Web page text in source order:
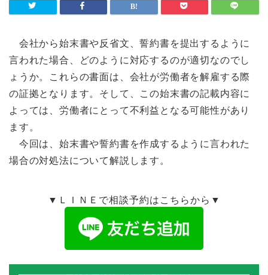
会社から始末書や反省文、誓約書を提出するように
言われた場合、どのように対応するのが適切なのでし
ょうか。これらの書面は、会社が労働者を解雇する際
の証拠となります。そして、この始末書の記載内容に
よっては、労働者にとって不利益となる可能性があり
ます。
今回は、始末書や誓約書を作成するように言われた
場合の対処法について解説します。
▼ＬＩＮＥで相談予約はこちらから▼